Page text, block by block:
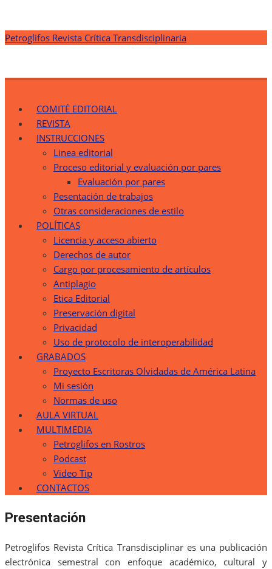
Saltar
Petroglifos Revista Crítica Transdisciplinaria
COMITÉ EDITORIAL
REVISTA
INSTRUCCIONES
Linea editorial
Proceso editorial y evaluación por pares
Evaluación por pares
Pesentación de trabajos
Otras consideraciones de estilo
POLÍTICAS
Licencia y acceso abierto
Derechos de autor
Cargo por procesamiento de artículos
Antiplagio
Etica Editorial
Preservación digital
Privacidad
Uso de protocolo de interoperabilidad
GRABADOS
Proyecto Escritoras Olvidadas de América Latina
Mi sesión
Normas de uso
AULA VIRTUAL
MULTIMEDIA
Petroglifos en Rostros
Podcast
Video Tip
CONTACTOS
Presentación
Petroglifos Revista Crítica Transdisciplinar es una publicación
electrónica semestral con enfoque académico, cultural y